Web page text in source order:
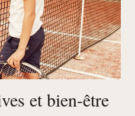
et bien-être